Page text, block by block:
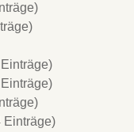
Einträge)